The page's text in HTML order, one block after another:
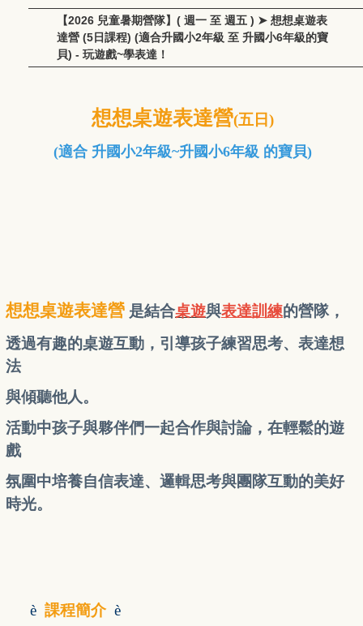
【2026 兒童暑期營隊】( 週一 至 週五 ) ➤ 想想桌遊表
達營 (5日課程) (適合升國小2年級 至 升國小6年級的寶
貝) - 玩遊戲~學表達！
想想桌遊表達營(五日)
(適合 升國小2年級~升國小6年級 的寶貝)
想想桌遊表達營 是結合桌遊與表達訓練的營隊，
透過有趣的桌遊互動，引導孩子練習思考、表達想
法
與傾聽他人。
活動中孩子與夥伴們一起合作與討論，在輕鬆的遊
戲
氛圍中培養自信表達、邏輯思考與團隊互動的美好
時光。
è 課程簡介 è